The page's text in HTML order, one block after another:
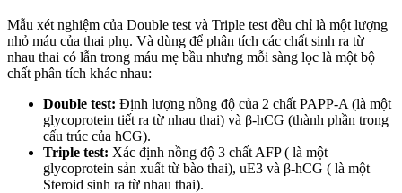
Mẫu xét nghiệm của Double test và Triple test đều chỉ là một lượng
nhỏ máu của thai phụ. Và dùng để phân tích các chất sinh ra từ
nhau thai có lẫn trong máu mẹ bầu nhưng mỗi sàng lọc là một bộ
chất phân tích khác nhau:
Double test: Định lượng nồng độ của 2 chất PAPP-A (là một
glycoprotein tiết ra từ nhau thai) và β-hCG (thành phần trong
cấu trúc của hCG).
Triple test: Xác định nồng độ 3 chất AFP ( là một
glycoprotein sản xuất từ bào thai), uE3 và β-hCG ( là một
Steroid sinh ra từ nhau thai).